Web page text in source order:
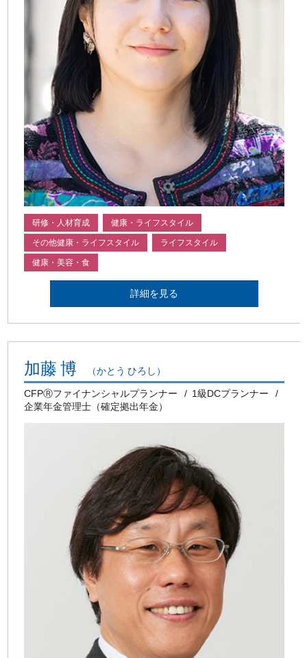
研修・人材育成 健康・ライフスタイル
その他健康・ライフスタイル ライフスタイル
健康・美容・食
詳細を見る
加藤 博 （かとう ひろし）
CFPⓇファイナンシャルプランナー
1級DCプランナー
企業年金管理士（確定拠出年金）